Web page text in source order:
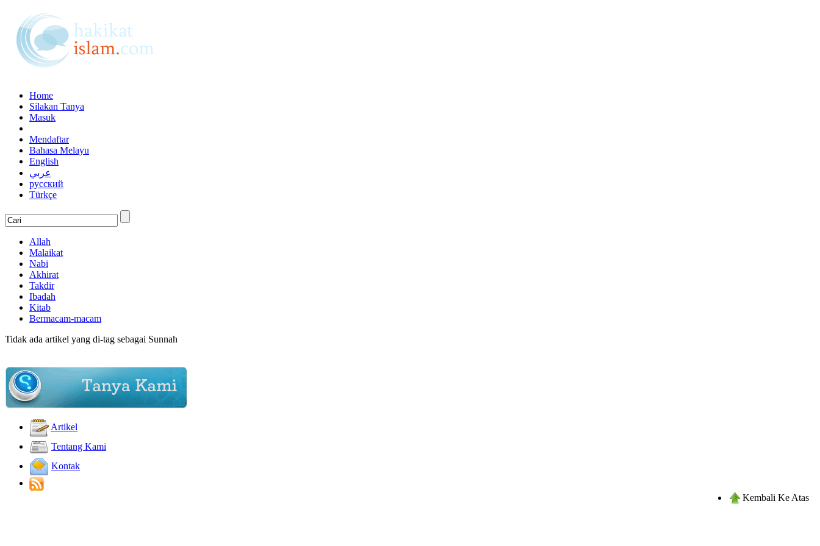
Home
Silakan Tanya
Masuk
Mendaftar
Bahasa Melayu
English
عربي
русский
Türkçe
Allah
Malaikat
Nabi
Akhirat
Takdir
Ibadah
Kitab
Bermacam-macam
Tidak ada artikel yang di-tag sebagai Sunnah
Artikel
Tentang Kami
Kontak
Kembali Ke Atas